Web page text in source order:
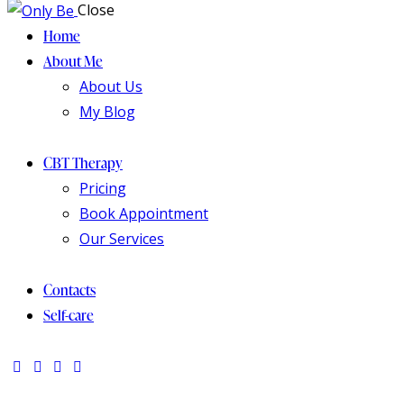
Close
Home
About Me
About Us
My Blog
CBT Therapy
Pricing
Book Appointment
Our Services
Contacts
Self-care